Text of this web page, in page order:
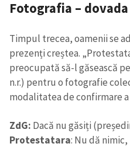
Fotografia –
Timpul trecea, oamenii se
prezenți creștea.
preocupată să-l găsească pe
n.r.) pentru o fotografie
modalitatea de confirmare
ZdG: Dacă nu găsiți
Protestatara: Nu dă